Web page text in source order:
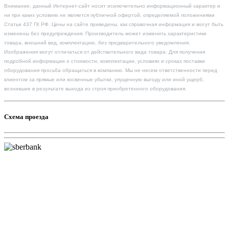
Внимание, данный Интернет-сайт носит исключительно информационный характер и
ни при каких условиях не является публичной офертой, определяемой положениями
Статьи 437 ГК РФ. Цены на сайте приведены, как справочная информация и могут быть
изменены без предупреждения. Производитель может изменить характеристики
товара, внешний вид, комплектацию, без предварительного уведомления.
Изображения могут отличаться от действительного вида товара. Для получения
подробной информации о стоимости, комплектации, условиях и сроках поставки
оборудования просьба обращаться в компанию. Мы не несем ответственности перед
клиентом за прямые или косвенные убытки, упущенную выгоду или иной ущерб,
возникшие в результате выхода из строя приобретенного оборудования.
Схема проезда